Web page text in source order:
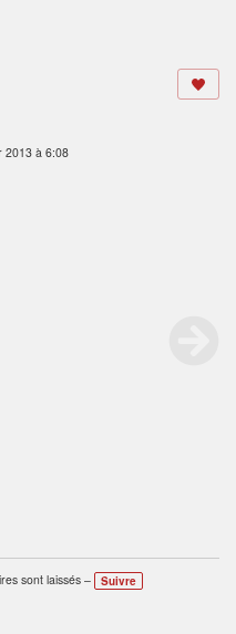
2013 à 6:08
sont laissés – Suivre